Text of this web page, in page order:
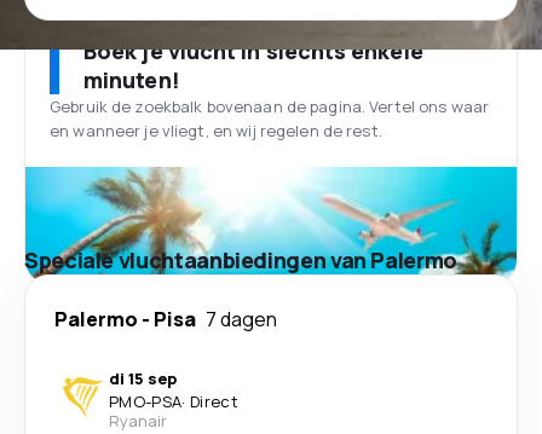
Boek je vlucht in slechts enkele
minuten!
Gebruik de zoekbalk bovenaan de pagina. Vertel ons waar
en wanneer je vliegt, en wij regelen de rest.
Speciale vluchtaanbiedingen van Palermo
Palermo - Pisa 7 dagen
di 15 sep
PMO-PSA· Direct
Ryanair